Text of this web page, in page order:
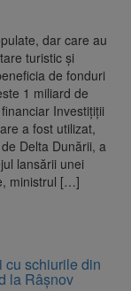
dar care au
turistic şi
de fonduri
1 miliard de
Investiţiţii
a fost utilizat,
Delta Dunării, a
lansării unei
ministrul […]
cu schiurile din
la Râșnov